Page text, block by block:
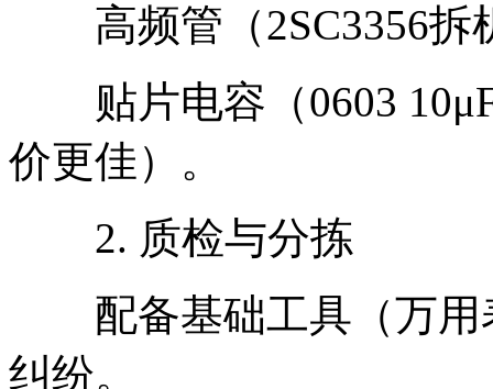
高频管（2SC3356拆
贴片电容（0603 10μF
价更佳）。
2. 质检与分拣
配备基础工具（万用
纠纷。